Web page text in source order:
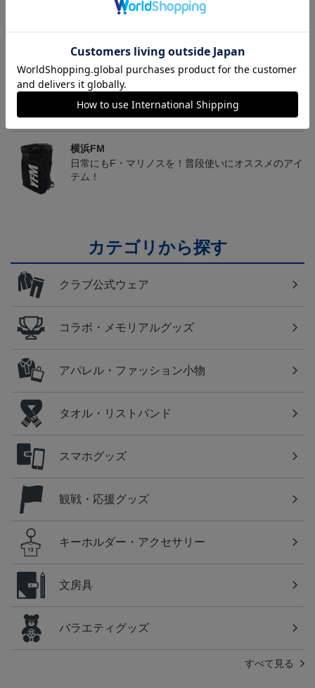
横浜FM
送料無料の併せ買いにオススメ！どの選手が当たる
かお楽しみのシークレットグッズ！
横浜FM
日常にもF・マリノスを！普段使いにオススメのアイ
テム！
カテゴリから探す
クラブ公式ウェア
コラボ・メモリアルグッズ
アパレル・ファッション小物
タオル・リストバンド
スマホグッズ
観戦・応援グッズ
キーホルダー・アクセサリー
文房具
バラエティグッズ
すべて見る